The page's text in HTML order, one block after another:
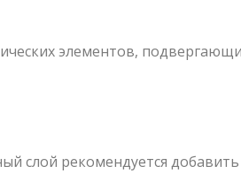
элементов,
слой рекомендуется добавить